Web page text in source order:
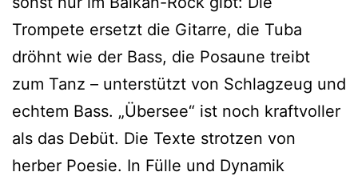
Trompete ersetzt die Gitarre, die Tuba
dröhnt wie der Bass, die Posaune treibt
zum Tanz – unterstützt von Schlagzeug und
echtem Bass. „Übersee“ ist noch kraftvoller
als das Debüt. Die Texte strotzen von
herber Poesie. In Fülle und Dynamik